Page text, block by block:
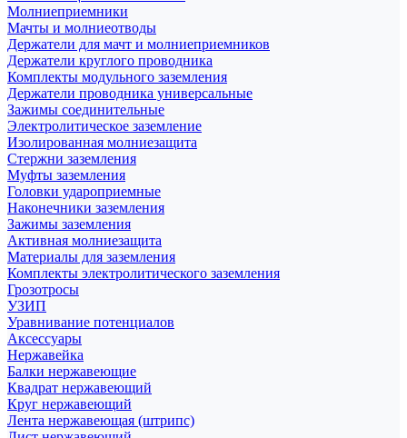
Молниеприемники
Мачты и молниеотводы
Держатели для мачт и молниеприемников
Держатели круглого проводника
Комплекты модульного заземления
Держатели проводника универсальные
Зажимы соединительные
Электролитическое заземление
Изолированная молниезащита
Стержни заземления
Муфты заземления
Головки удароприемные
Наконечники заземления
Зажимы заземления
Активная молниезащита
Материалы для заземления
Комплекты электролитического заземления
Грозотросы
УЗИП
Уравнивание потенциалов
Аксессуары
Нержавейка
Балки нержавеющие
Квадрат нержавеющий
Круг нержавеющий
Лента нержавеющая (штрипс)